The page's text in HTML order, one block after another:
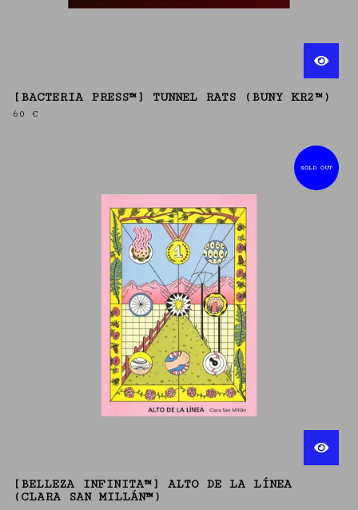
[BACTERIA PRESS™] TUNNEL RATS (BUNY KR2™)
60 €
SOLD OUT
[BELLEZA INFINITA™] ALTO DE LA LÍNEA
(CLARA SAN MILLÁN™)